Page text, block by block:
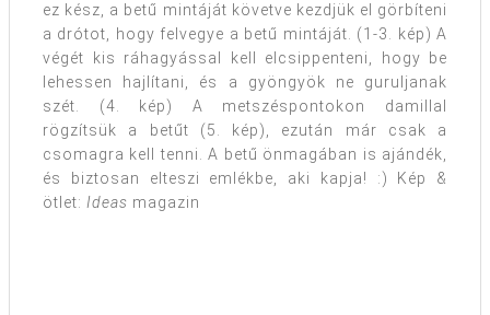
ez kész, a betű mintáját követve kezdjük el görbíteni
a drótot, hogy felvegye a betű mintáját. (1-3. kép) A
végét kis ráhagyással kell elcsippenteni, hogy be
lehessen hajlítani, és a gyöngyök ne guruljanak
szét. (4. kép) A metszéspontokon damillal
rögzítsük a betűt (5. kép), ezután már csak a
csomagra kell tenni. A betű önmagában is ajándék,
és biztosan elteszi emlékbe, aki kapja! :) Kép &
ötlet: Ideas magazin